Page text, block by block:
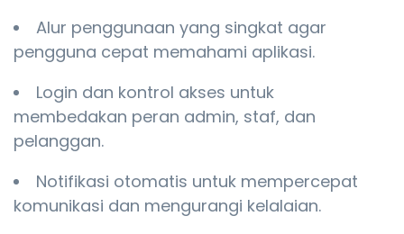
Alur penggunaan yang singkat agar
pengguna cepat memahami aplikasi.
Login dan kontrol akses untuk
membedakan peran admin, staf, dan
pelanggan.
Notifikasi otomatis untuk mempercepat
komunikasi dan mengurangi kelalaian.